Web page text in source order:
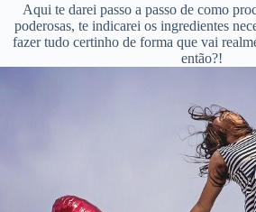
Aqui te darei passo a passo de como
poderosas, te indicarei os ingredientes
fazer tudo certinho de forma que vai
então?!